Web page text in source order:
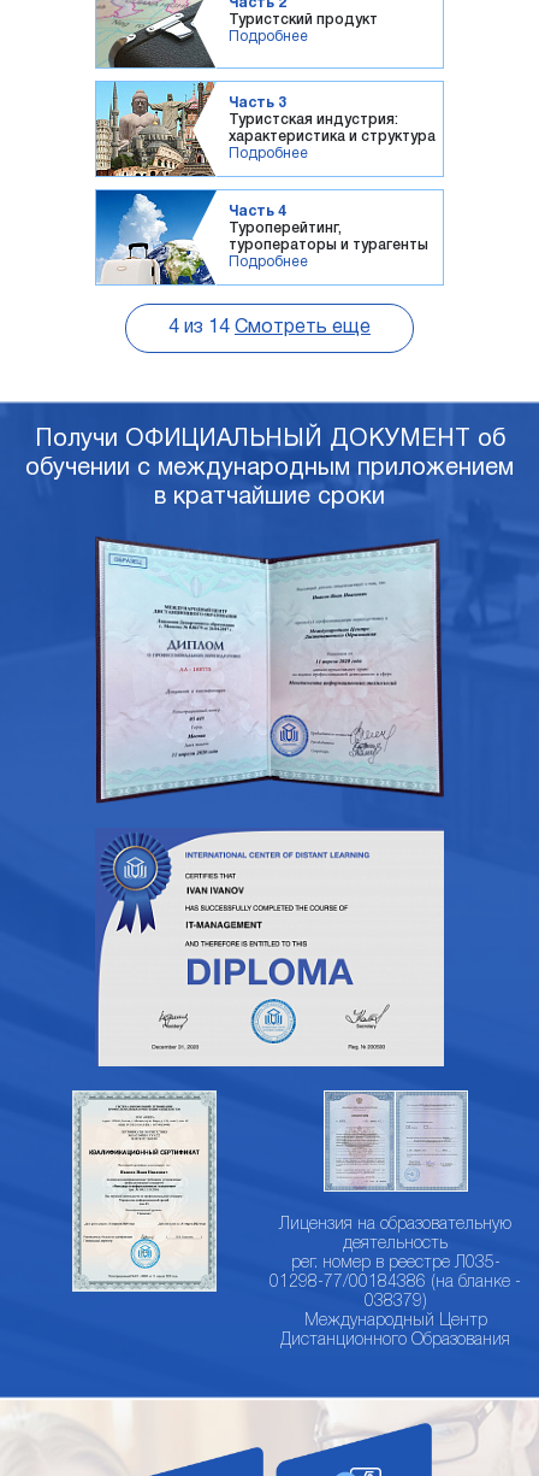
Часть 2
Туристский продукт
Подробнее
Часть 3
Туристская индустрия:
характеристика и структура
Подробнее
Часть 4
Туроперейтинг,
туроператоры и турагенты
Подробнее
4 из 14 Смотреть еще
Получи ОФИЦИАЛЬНЫЙ ДОКУМЕНТ об
обучении с международным приложением
в кратчайшие сроки
Лицензия на образовательную
деятельность
рег. номер в реестре Л035-
01298-77/00184386 (на бланке -
038379)
Международный Центр
Дистанционного Образования